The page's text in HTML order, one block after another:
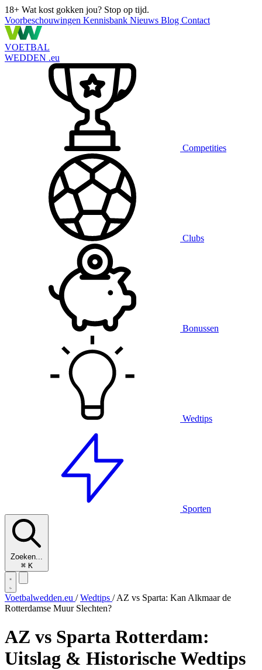
18+ Wat kost gokken jou? Stop op tijd.
Voorbeschouwingen Kennisbank Nieuws Blog Contact
VOETBAL
WEDDEN .eu
Competities
Clubs
Bonussen
Wedtips
Sporten
Zoeken...
⌘ K
Voetbalwedden.eu / Wedtips / AZ vs Sparta: Kan Alkmaar de
Rotterdamse Muur Slechten?
AZ vs Sparta Rotterdam:
Uitslag & Historische Wedtips